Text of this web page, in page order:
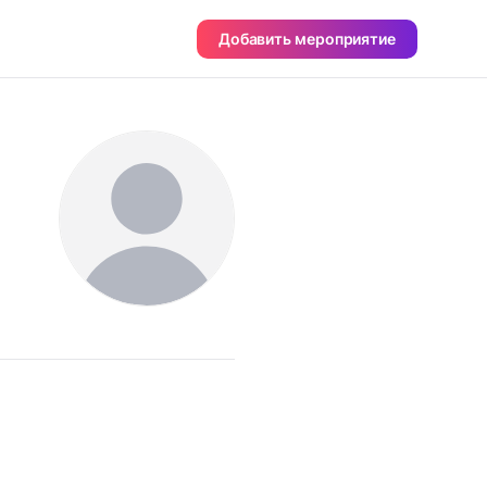
Добавить мероприятие